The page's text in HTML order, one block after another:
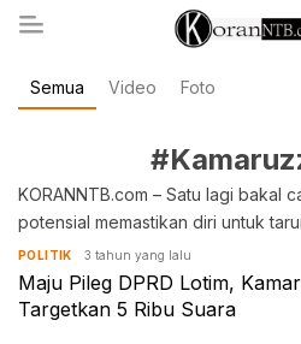
koranntb.com
Semua Video Foto
KORANNTB.com – Satu lagi bakal
potensial memastikan diri untuk
POLITIK 3 tahun yang lalu
Maju Pileg DPRD Lotim,
Targetkan 5 Ribu Suara